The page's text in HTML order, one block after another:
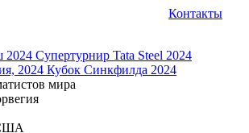
Контакты
2024 Супертурнир Tata Steel 2024
2024 Кубок Синкфилда 2024
мира